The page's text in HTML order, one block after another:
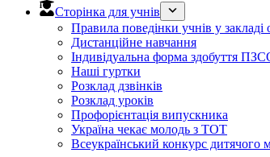
Сторінка для учнів
Правила поведінки учнів у закладі
Дистанційне навчання
Індивідуальна форма здобуття
Наші гуртки
Розклад дзвінків
Розклад уроків
Профорієнтація випускника
Україна чекає молодь з ТОТ
Всеукраїнський конкурс